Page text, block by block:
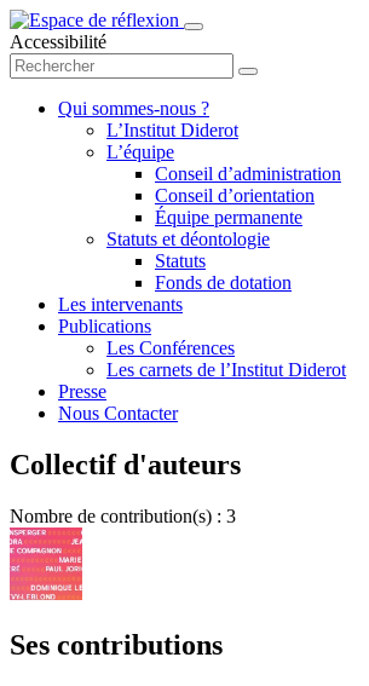
Accessibilité
Qui sommes-nous ?
L’Institut Diderot
L’équipe
Conseil d’administration
Conseil d’orientation
Équipe permanente
Statuts et déontologie
Statuts
Fonds de dotation
Les intervenants
Publications
Les Conférences
Les carnets de l’Institut Diderot
Presse
Nous Contacter
Collectif d'auteurs
Nombre de contribution(s) : 3
Ses contributions